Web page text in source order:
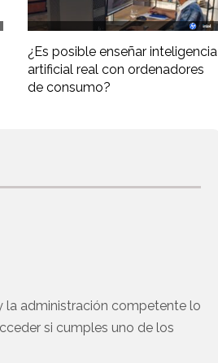
¿Es posible enseñar inteligencia
artificial real con ordenadores
de consumo?
la administración competente lo
si cumples uno de los